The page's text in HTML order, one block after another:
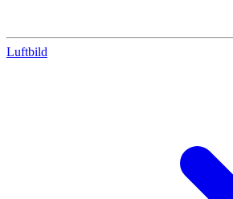
Luftbild